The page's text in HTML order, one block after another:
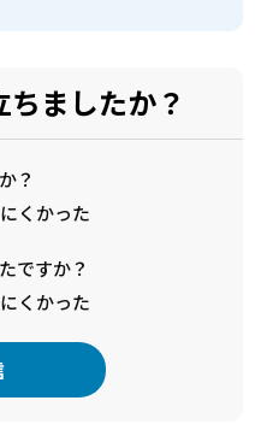
ましたか？
？
くかった
ですか？
くかった